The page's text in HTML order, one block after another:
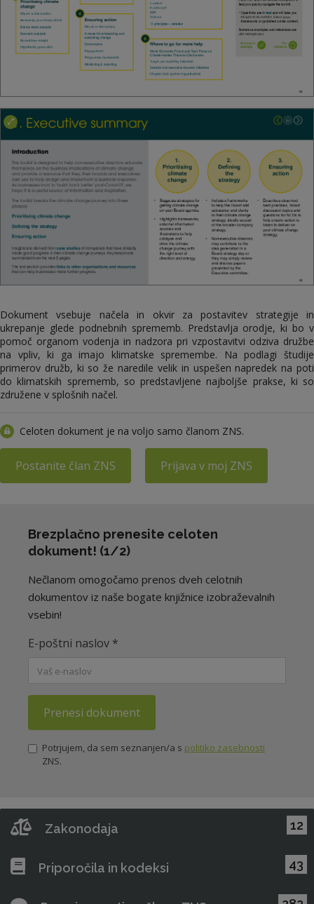
Dokument vsebuje načela in okvir za postavitev strategije in
ukrepanje glede podnebnih sprememb. Predstavlja orodje, ki bo v
pomoč organom vodenja in nadzora pri vzpostavitvi odziva družbe
na vpliv, ki ga imajo klimatske spremembe. Na podlagi študije
primerov družb, ki so že naredile velik in uspešen napredek na poti
do klimatskih sprememb, so predstavljene najboljše prakse, ki so
združene v splošnih načel.
Celoten dokument je na voljo samo članom ZNS.
Postanite član ZNS Prijava v moj ZNS
Brezplačno prenesite celoten
dokument! (1/2)
Nečlanom omogočamo prenos dveh celotnih
dokumentov iz naše bogate knjižnice izobraževalnih
vsebin!
E-poštni naslov *
Prenesi dokument
Potrjujem, da sem seznanjen/a s politiko zasebnosti
ZNS.
Zakonodaja 12
Priporočila in kodeksi 43